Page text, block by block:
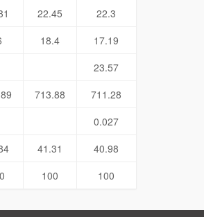
22.45
22.3
18.4
17.19
23.57
713.88
711.28
0.027
41.31
40.98
100 100